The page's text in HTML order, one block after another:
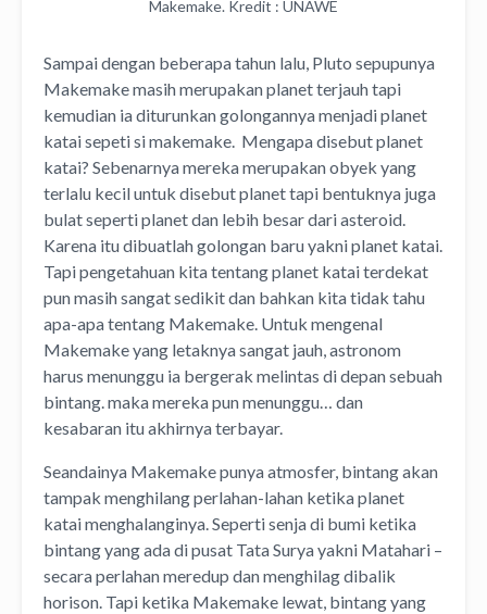
Makemake. Kredit : UNAWE
Sampai dengan beberapa tahun lalu, Pluto sepupunya
Makemake masih merupakan planet terjauh tapi
kemudian ia diturunkan golongannya menjadi planet
katai sepeti si makemake. Mengapa disebut planet
katai? Sebenarnya mereka merupakan obyek yang
terlalu kecil untuk disebut planet tapi bentuknya juga
bulat seperti planet dan lebih besar dari asteroid.
Karena itu dibuatlah golongan baru yakni planet katai.
Tapi pengetahuan kita tentang planet katai terdekat
pun masih sangat sedikit dan bahkan kita tidak tahu
apa-apa tentang Makemake. Untuk mengenal
Makemake yang letaknya sangat jauh, astronom
harus menunggu ia bergerak melintas di depan sebuah
bintang. maka mereka pun menunggu… dan
kesabaran itu akhirnya terbayar.
Seandainya Makemake punya atmosfer, bintang akan
tampak menghilang perlahan-lahan ketika planet
katai menghalanginya. Seperti senja di bumi ketika
bintang yang ada di pusat Tata Surya yakni Matahari –
secara perlahan meredup dan menghilag dibalik
horison. Tapi ketika Makemake lewat, bintang yang